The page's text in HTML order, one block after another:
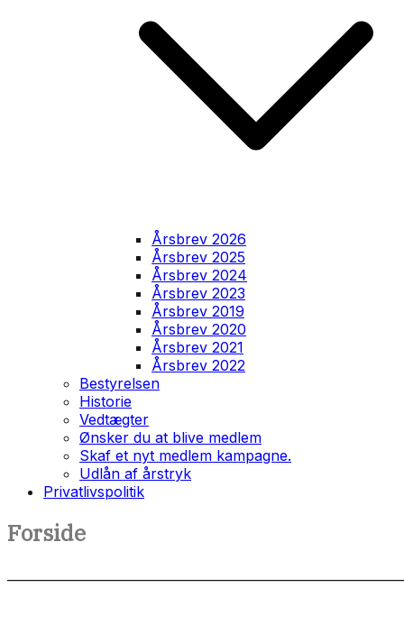
Årsbrev 2026
Årsbrev 2025
Årsbrev 2024
Årsbrev 2023
Årsbrev 2019
Årsbrev 2020
Årsbrev 2021
Årsbrev 2022
Bestyrelsen
Historie
Vedtægter
Ønsker du at blive medlem
Skaf et nyt medlem kampagne.
Udlån af årstryk
Privatlivspolitik
Forside